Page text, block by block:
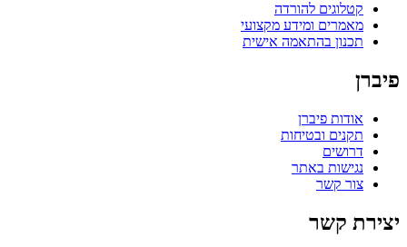
קטלוגים להורדה
מאמרים ומידע מקצועי
תכנון בהתאמה אישית
פיברן
אודות פיברן
תקנים ובטיחות
דרושים
נגישות באתר
צור קשר
יצירת קשר